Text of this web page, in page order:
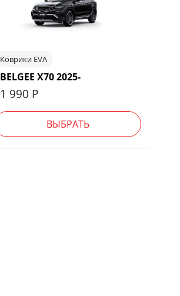
Коврики EVA
BELGEE X70 2025-
1 990 Р
ВЫБРАТЬ